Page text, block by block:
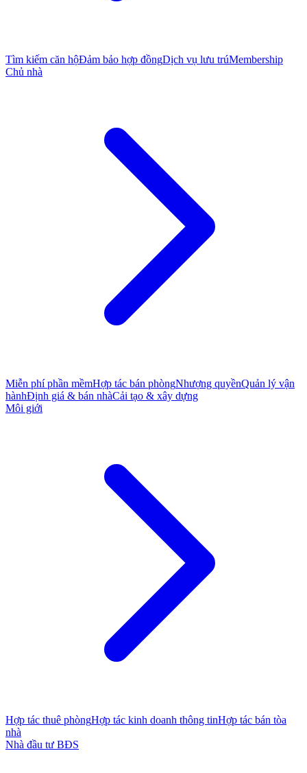
Tìm kiếm căn hộĐảm bảo hợp đồngDịch vụ lưu trúMembership
Chủ nhà
Miễn phí phần mềmHợp tác bán phòngNhượng quyềnQuản lý vận
hànhĐịnh giá & bán nhàCải tạo & xây dựng
Môi giới
Hợp tác thuê phòngHợp tác kinh doanh thông tinHợp tác bán tòa
nhà
Nhà đầu tư BĐS